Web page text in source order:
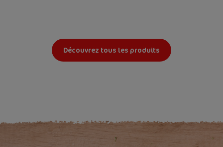
Découvrez tous les produits